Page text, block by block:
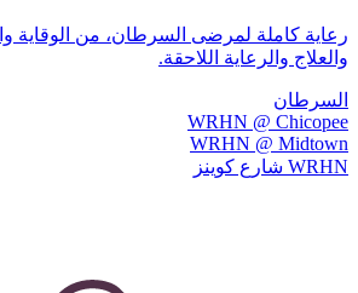
رعاية كاملة لمرضى السرطان، من الوقاية
والعلاج والرعاية اللاحقة.
السرطان
WRHN @ Chicopee
WRHN @ Midtown
WRHN شارع كوينز